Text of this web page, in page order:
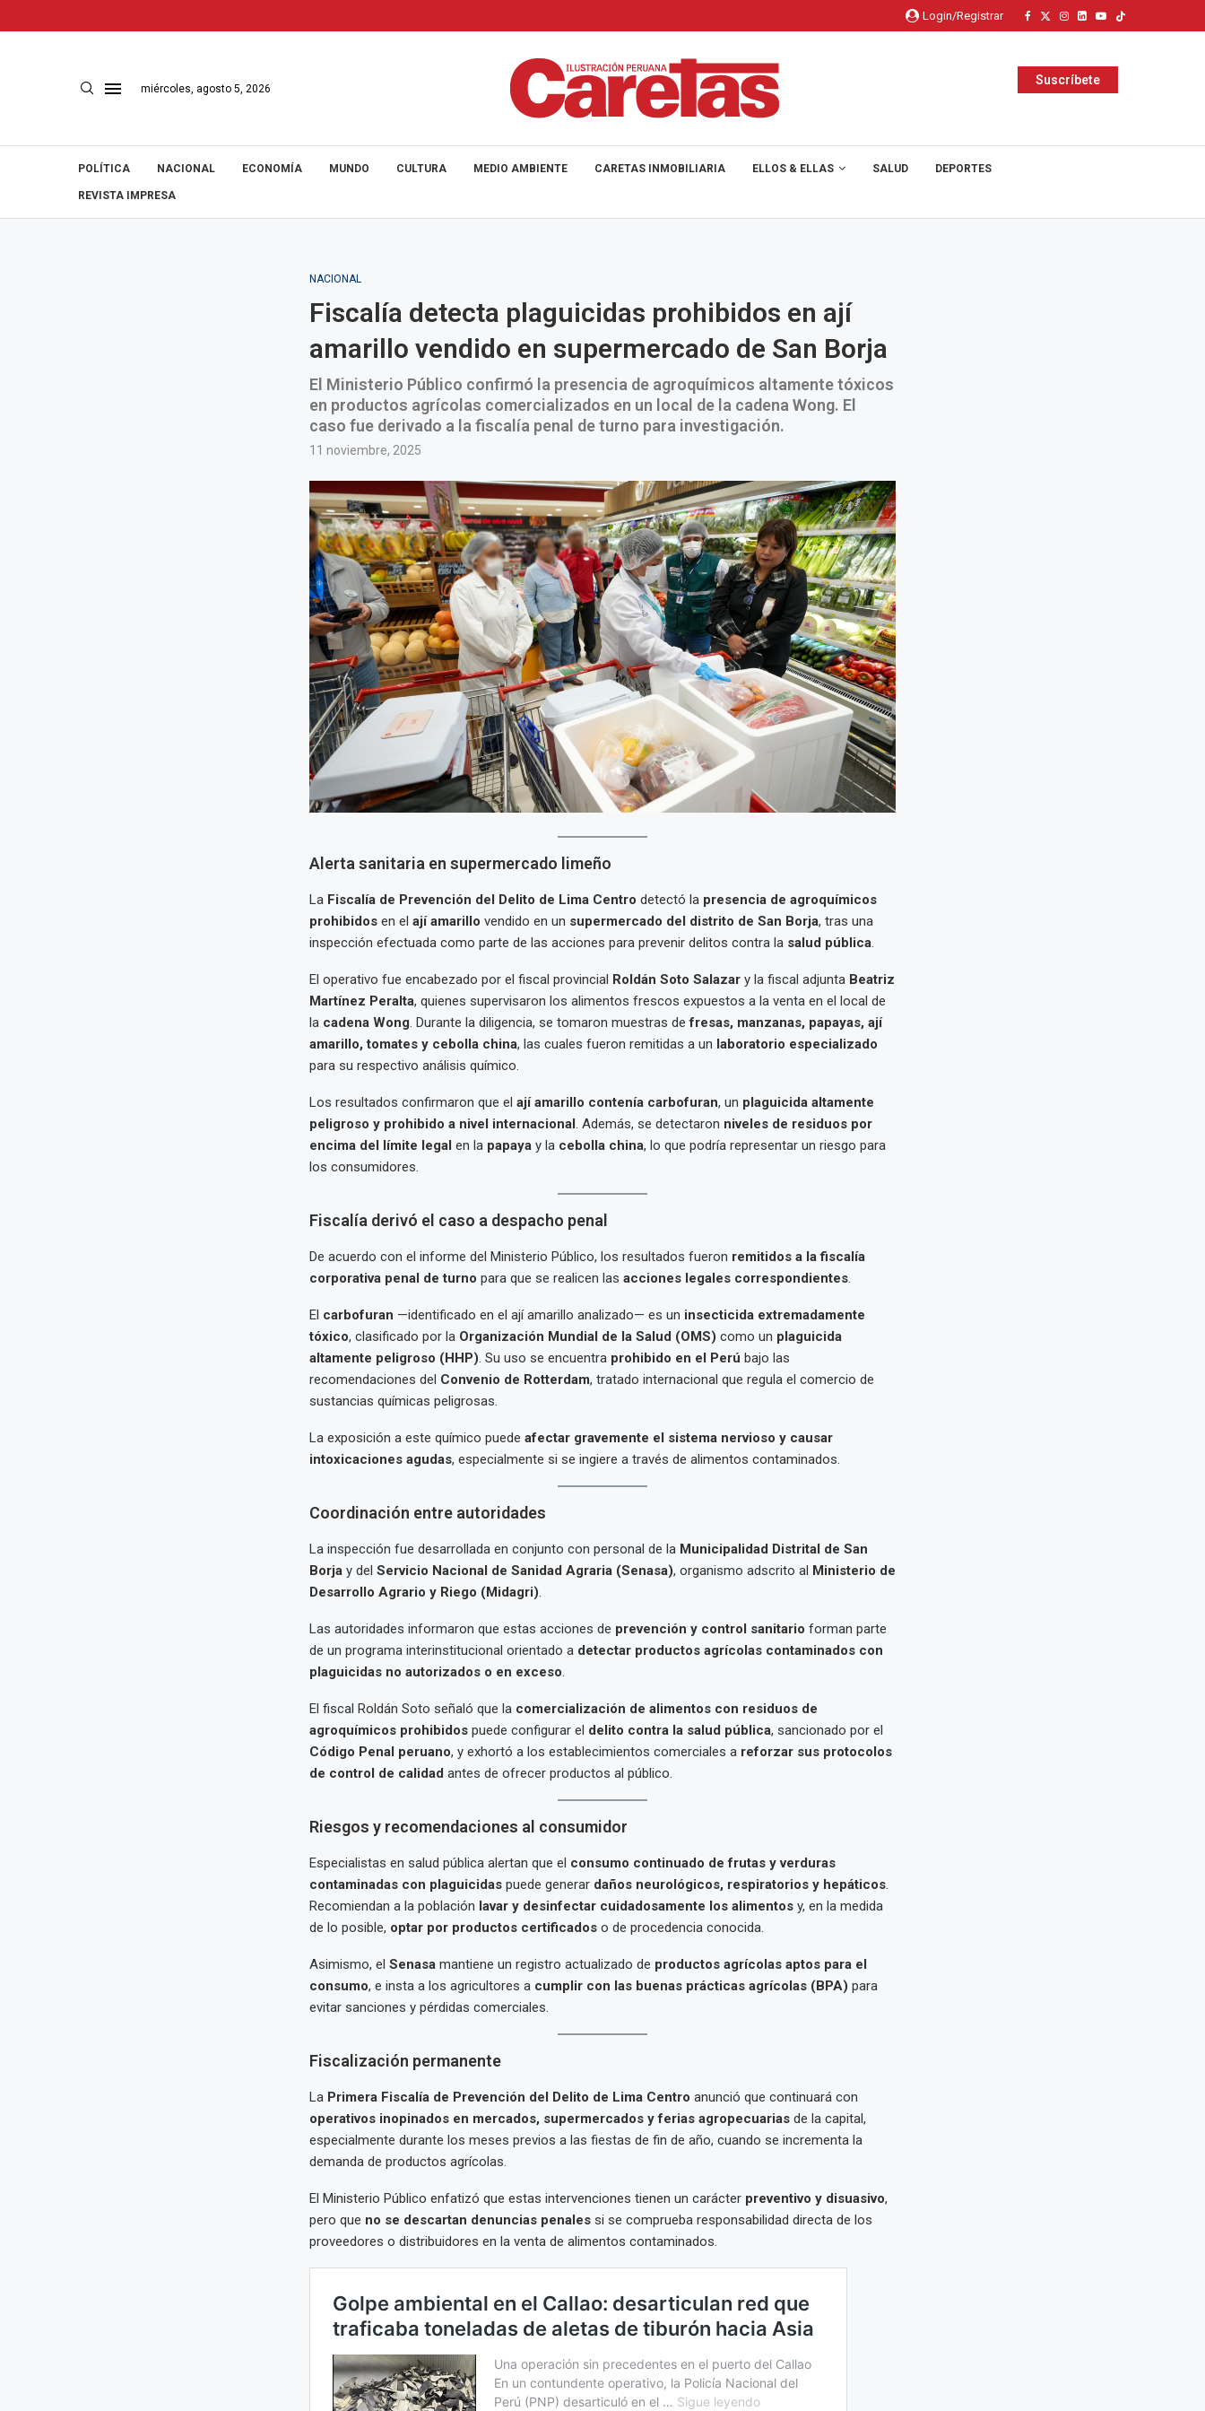
Login/Registrar
miércoles, agosto 5, 2026
Suscríbete
POLÍTICA NACIONAL ECONOMÍA MUNDO CULTURA MEDIO AMBIENTE CARETAS INMOBILIARIA ELLOS & ELLAS SALUD DEPORTES
REVISTA IMPRESA
NACIONAL
Fiscalía detecta plaguicidas prohibidos en ají
amarillo vendido en supermercado de San Borja
El Ministerio Público confirmó la presencia de agroquímicos altamente tóxicos
en productos agrícolas comercializados en un local de la cadena Wong. El
caso fue derivado a la fiscalía penal de turno para investigación.
11 noviembre, 2025
Alerta sanitaria en supermercado limeño
La Fiscalía de Prevención del Delito de Lima Centro detectó la presencia de agroquímicos
prohibidosen el ají amarillo vendido en un supermercado del distrito de San Borja, tras una
inspección efectuada como parte de las acciones para prevenir delitos contra la salud pública.
El operativo fue encabezado por el fiscal provincial Roldán Soto Salazary la fiscal adjunta Beatriz
Martínez Peralta, quienes supervisaron los alimentos frescos expuestos a la venta en el local de
la cadena Wong. Durante la diligencia, se tomaron muestras defresas, manzanas, papayas, ají
amarillo, tomates y cebolla china, las cuales fueron remitidas a un laboratorio especializado
para su respectivo análisis químico.
Los resultados confirmaron que el ají amarillo contenía carbofuran, un plaguicida altamente
peligroso y prohibido a nivel internacional. Además, se detectaron niveles de residuos por
encima del límite legal en la papayay la cebolla china, lo que podría representar un riesgo para
los consumidores.
Fiscalía derivó el caso a despacho penal
De acuerdo con el informe del Ministerio Público, los resultados fueron remitidos a la fiscalía
corporativa penal de turno para que se realicen las acciones legales correspondientes.
El carbofuran —identificado en el ají amarillo analizado— es un insecticida extremadamente
tóxico, clasificado por la Organización Mundial de la Salud (OMS) como un plaguicida
altamente peligroso (HHP). Su uso se encuentra prohibido en el Perú bajo las
recomendaciones del Convenio de Rotterdam, tratado internacional que regula el comercio de
sustancias químicas peligrosas.
La exposición a este químico puede afectar gravemente el sistema nervioso y causar
intoxicaciones agudas, especialmente si se ingiere a través de alimentos contaminados.
Coordinación entre autoridades
La inspección fue desarrollada en conjunto con personal de la Municipalidad Distrital de San
Borjay del Servicio Nacional de Sanidad Agraria (Senasa), organismo adscrito al Ministerio de
Desarrollo Agrario y Riego (Midagri).
Las autoridades informaron que estas acciones de prevención y control sanitario forman parte
de un programa interinstitucional orientado a detectar productos agrícolas contaminados con
plaguicidas no autorizados o en exceso.
El fiscal Roldán Soto señaló que la comercialización de alimentos con residuos de
agroquímicos prohibidospuede configurar el delito contra la salud pública, sancionado por el
Código Penal peruano, y exhortó a los establecimientos comerciales a reforzar sus protocolos
de control de calidad antes de ofrecer productos al público.
Riesgos y recomendaciones al consumidor
Especialistas en salud pública alertan que el consumo continuado de frutas y verduras
contaminadas con plaguicidaspuede generar daños neurológicos, respiratorios y hepáticos.
Recomiendan a la población lavar y desinfectar cuidadosamente los alimentosy, en la medida
de lo posible, optar por productos certificadoso de procedencia conocida.
Asimismo, el Senasamantiene un registro actualizado de productos agrícolas aptos para el
consumo, e insta a los agricultores a cumplir con las buenas prácticas agrícolas (BPA) para
evitar sanciones y pérdidas comerciales.
Fiscalización permanente
La Primera Fiscalía de Prevención del Delito de Lima Centro anunció que continuará con
operativos inopinados en mercados, supermercados y ferias agropecuariasde la capital,
especialmente durante los meses previos a las fiestas de fin de año, cuando se incrementa la
demanda de productos agrícolas.
El Ministerio Público enfatizó que estas intervenciones tienen un carácter preventivo y disuasivo,
pero que no se descartan denuncias penalessi se comprueba responsabilidad directa de los
proveedores o distribuidores en la venta de alimentos contaminados.